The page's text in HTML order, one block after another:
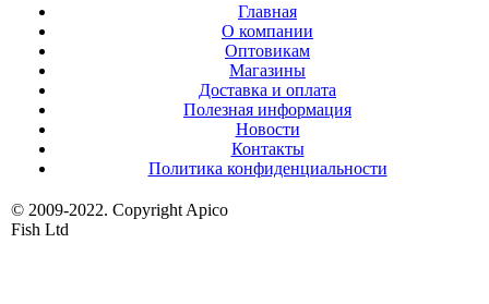
Главная
О компании
Оптовикам
Магазины
Доставка и оплата
Полезная информация
Новости
Контакты
Политика конфиденциальности
© 2009-2022. Copyright Apico
Fish Ltd